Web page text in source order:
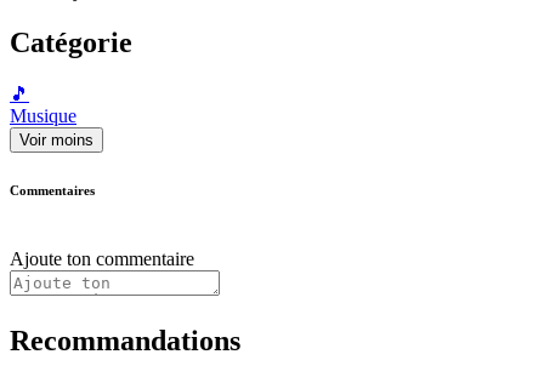
Catégorie
🎵
Musique
Voir moins
Commentaires
Ajoute ton commentaire
Recommandations